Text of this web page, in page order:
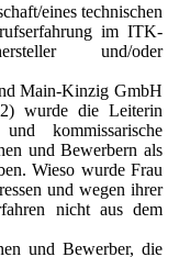
eines technischen
im ITK-
und/oder
Main-Kinzig GmbH
wurde die Leiterin
kommissarische
und Bewerbern als
Wieso wurde Frau
und wegen ihrer
nicht aus dem
und Bewerber, die